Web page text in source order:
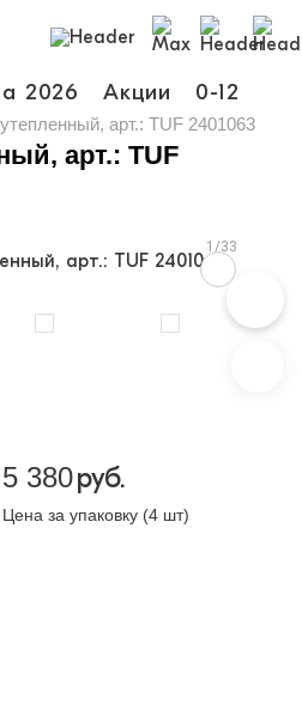
2026 Акции 0-12
арт.: TUF 2401063
арт.: TUF
1/33
5 380руб.
Цена за упаковку (4 шт)